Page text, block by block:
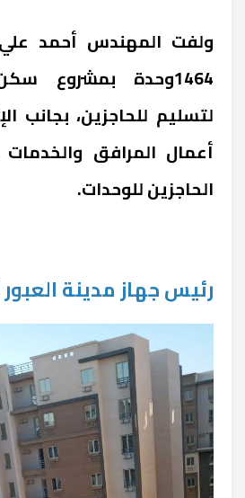
ولفت المهندس أحمد
1464وحدة بمشروع
لتسليم للحاجزين، بجانب
أعمال المرافق والخدمات
الحاجزين للوحدات.
رئيس جهاز مدينة